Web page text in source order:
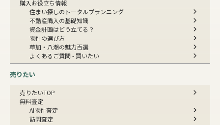
購入お役立ち情報
住まい探しのトータルプランニング
不動産購入の基礎知識
資金計画はどう立てる？
物件の選び方
草加・八潮の魅力百選
よくあるご質問 - 買いたい
売りたい
売りたいTOP
無料査定
AI物件査定
訪問査定